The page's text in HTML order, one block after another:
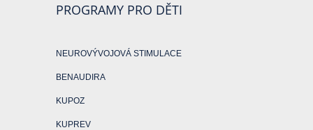
PROGRAMY PRO DĚTI
NEUROVÝVOJOVÁ STIMULACE
BENAUDIRA
KUPOZ
KUPREV